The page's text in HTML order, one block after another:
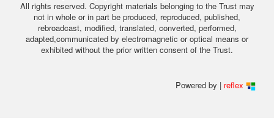
All rights reserved. Copyright materials belonging to the Trust may
not in whole or in part be produced, reproduced, published,
rebroadcast, modified, translated, converted, performed,
adapted,communicated by electromagnetic or optical means or
exhibited without the prior written consent of the Trust.
Powered by | reflex